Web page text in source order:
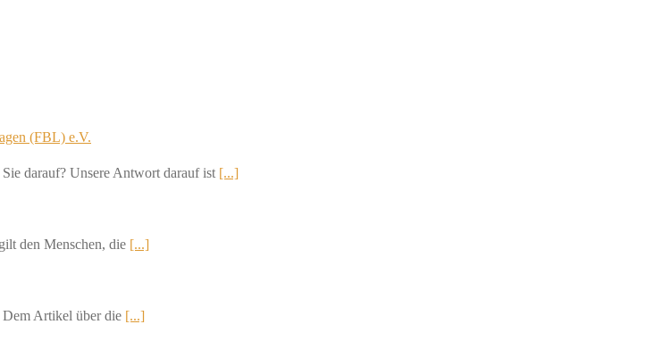
(FBL) e.V.
darauf? Unsere Antwort darauf ist [...]
den Menschen, die [...]
Artikel über die [...]